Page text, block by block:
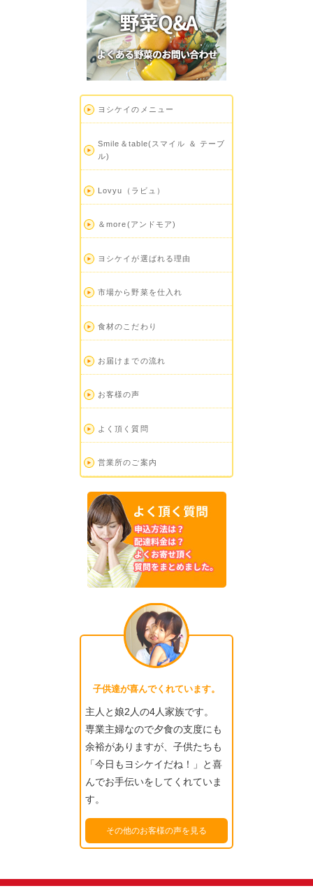
ヨシケイのメニュー
Smile＆table(スマイル ＆ テーブ
ル)
Lovyu（ラビュ）
＆more(アンドモア)
ヨシケイが選ばれる理由
市場から野菜を仕入れ
食材のこだわり
お届けまでの流れ
お客様の声
よく頂く質問
営業所のご案内
子供達が喜んでくれています。
主人と娘2人の4人家族です。
専業主婦なので夕食の支度にも
余裕がありますが、子供たちも
「今日もヨシケイだね！」と喜
んでお手伝いをしてくれていま
す。
その他のお客様の声を見る